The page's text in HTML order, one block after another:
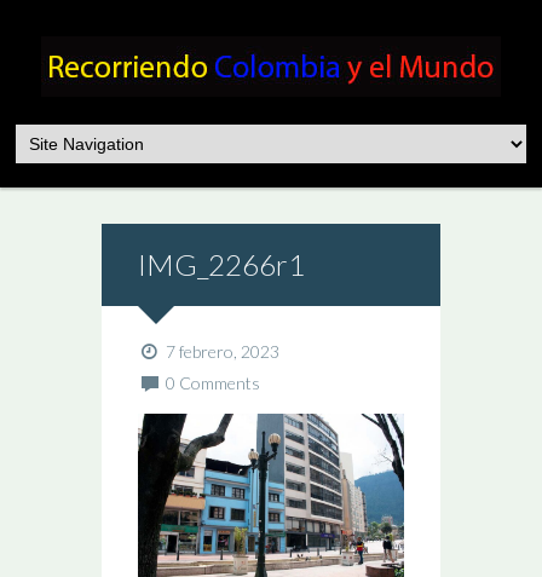
IMG_2266r1
7 febrero, 2023
0 Comments